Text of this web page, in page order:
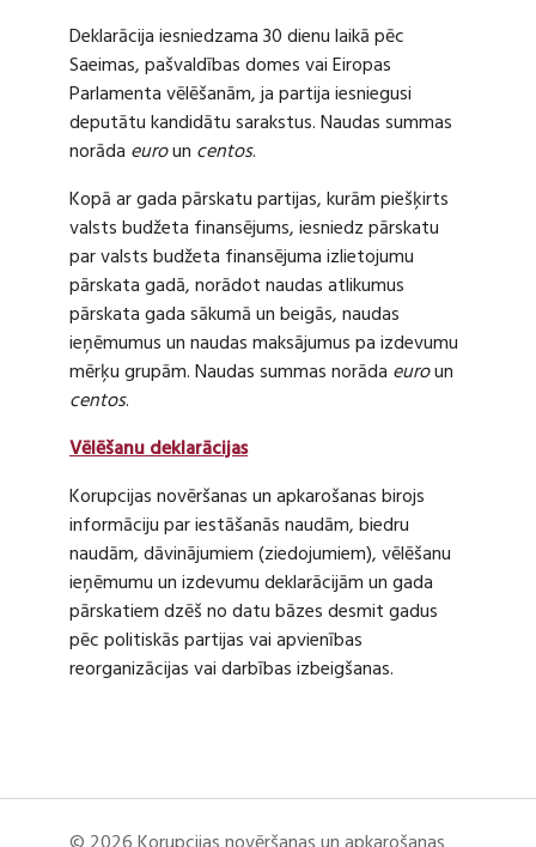
Deklarācija iesniedzama 30 dienu laikā pēc
Saeimas, pašvaldības domes vai Eiropas
Parlamenta vēlēšanām, ja partija iesniegusi
deputātu kandidātu sarakstus. Naudas summas
norāda euroun centos.
Kopā ar gada pārskatu partijas, kurām piešķirts
valsts budžeta finansējums, iesniedz pārskatu
par valsts budžeta finansējuma izlietojumu
pārskata gadā, norādot naudas atlikumus
pārskata gada sākumā un beigās, naudas
ieņēmumus un naudas maksājumus pa izdevumu
mērķu grupām. Naudas summas norāda euroun
centos.
Vēlēšanu deklarācijas
Korupcijas novēršanas un apkarošanas birojs
informāciju par iestāšanās naudām, biedru
naudām, dāvinājumiem (ziedojumiem), vēlēšanu
ieņēmumu un izdevumu deklarācijām un gada
pārskatiem dzēš no datu bāzes desmit gadus
pēc politiskās partijas vai apvienības
reorganizācijas vai darbības izbeigšanas.